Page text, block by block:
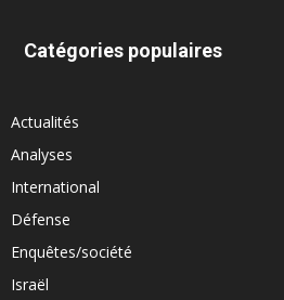
Catégories populaires
Actualités
Analyses
International
Défense
Enquêtes/société
Israël